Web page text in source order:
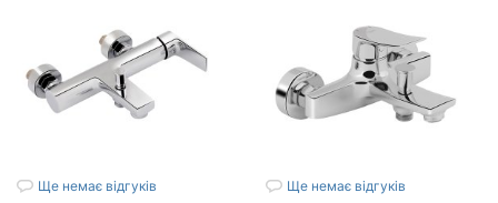
Ще немає відгуків Ще немає відгуків